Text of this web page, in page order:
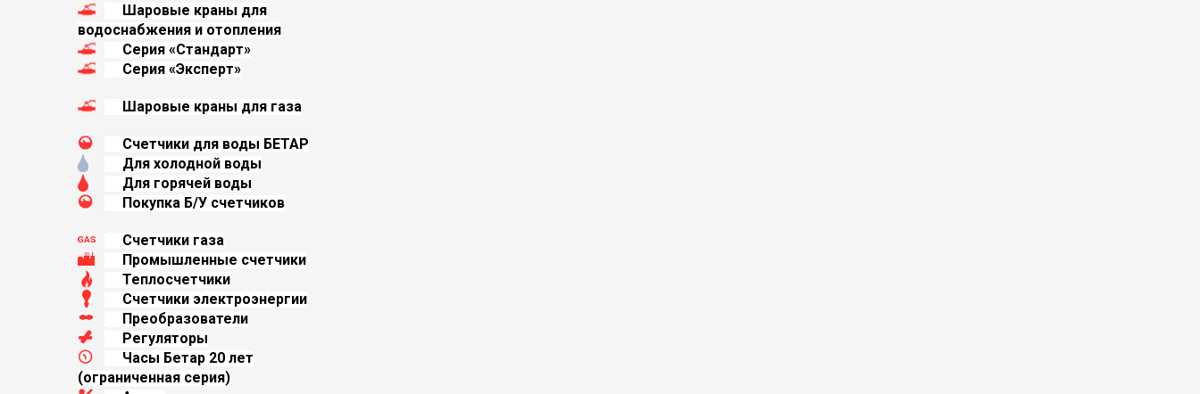
Шаровые краны для
водоснабжения и отопления
Серия «Стандарт»
Серия «Эксперт»
Шаровые краны для газа
Счетчики для воды БЕТАР
Для холодной воды
Для горячей воды
Покупка Б/У счетчиков
Счетчики газа
Промышленные счетчики
Теплосчетчики
Счетчики электроэнергии
Преобразователи
Регуляторы
Часы Бетар 20 лет
(oграниченная серия)